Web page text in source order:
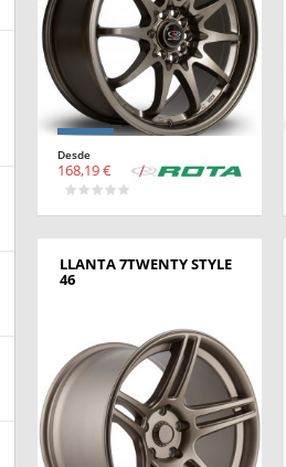
Desde
168,19 €
LLANTA 7TWENTY STYLE
46